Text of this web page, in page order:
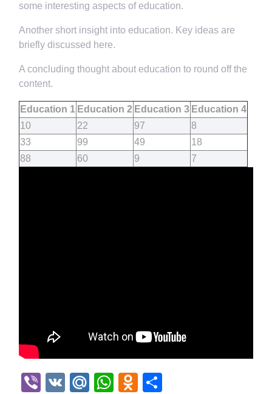
some interesting aspects of education.
Another short insight into education. Key ideas are
briefly discussed here.
A concluding thought about education to round off the
content.
Education 1 Education 2 Education 3 Education 4
10
22 97
8
33
99 49
18
88
60 9 7
Viber
VK Mail.Ru
WhatsApp
Odnoklassniki